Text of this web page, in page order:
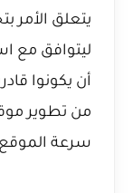
يتعلق الأمر
ليتوافق مع
أن يكونوا
من تطوير
سرعة الموقع